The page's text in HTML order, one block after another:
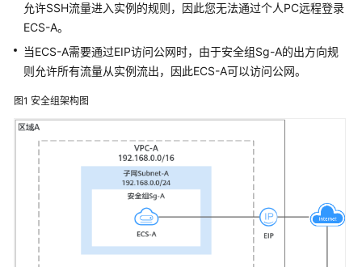
使
用
的
权
限
允许SSH流量进入实例的规则，因此您无法通过个人PC远程登录
ECS-A。
当ECS-A需要通过EIP访问公网时，由于安全组Sg-A的出方向规
则允许所有流量从实例流出，因此ECS-A可以访问公网。
图1 安全组架构图